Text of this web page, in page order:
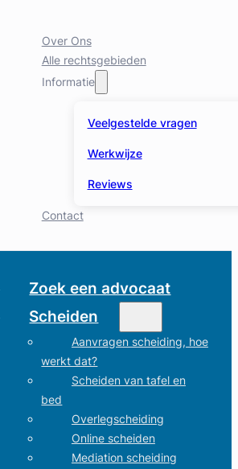
Over Ons
Alle rechtsgebieden
Informatie
Veelgestelde vragen
Werkwijze
Reviews
Contact
Zoek een advocaat
Scheiden
Aanvragen scheiding, hoe
werkt dat?
Scheiden van tafel en
bed
Overlegscheiding
Online scheiden
Mediation scheiding